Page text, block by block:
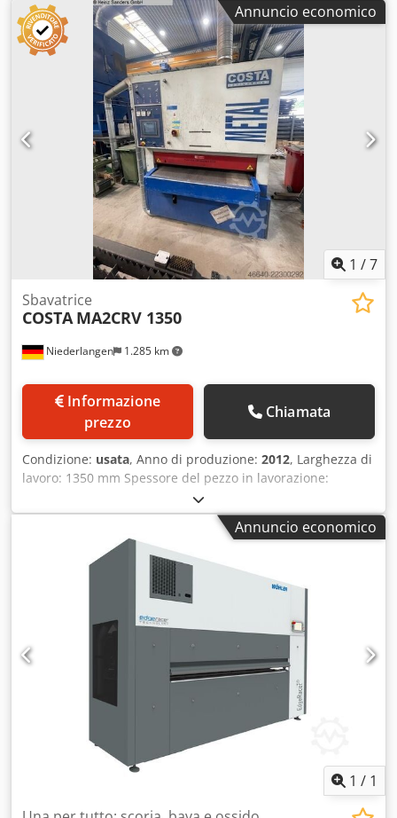
Annuncio economico
1 /7
Niederlangen 1.285 km
Sbavatrice
COSTA MA2CRV 1350
prezzo
Chiamata
Condizione: usata, Anno di produzione: 2012, Larghezza di
lavoro: 1350 mm Spessore del pezzo in lavorazione:
massimo 160 mm Peso della macchina: circa 4000 kg
Csdpfezkvyfox Agmjrf Dotazioni: - Sistema di aspirazione a
umido - Spazzole di ricambio - Manuale di istruzioni
Annuncio economico
1 / 1